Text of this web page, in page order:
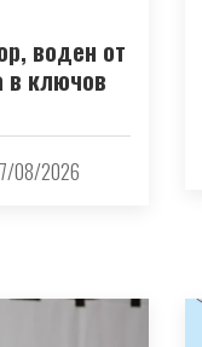
воден от
в ключов
08/2026